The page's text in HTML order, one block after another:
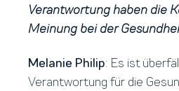
Verantwortung haben die
Meinung bei der
Melanie Philip: Es ist
Verantwortung für die